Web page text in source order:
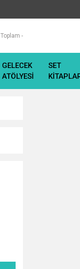
Toplam -
GELECEK
ATÖLYESİ
SET